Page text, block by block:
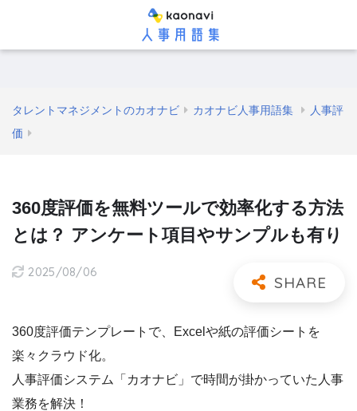
タレントマネジメントのカオナビ カオナビ人事用語集
人事評
価
360度評価を無料ツールで効率化する方法
とは？ アンケート項目やサンプルも有り
2025/08/06
360度評価テンプレートで、Excelや紙の評価シートを
楽々クラウド化。
人事評価システム「カオナビ」で時間が掛かっていた人事
業務を解決！